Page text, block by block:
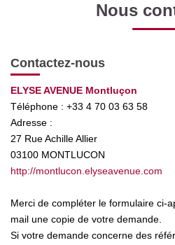
NOTRE
Nous
Contactez-nous
ELYSE AVENUE Montluçon
Téléphone : +33 4 70 03 63 58
Adresse :
27 Rue Achille Allier
03100 MONTLUCON
http://montlucon.elyseavenue.com
Merci de compléter le formulaire ci-
mail une copie de votre demande.
Si votre demande concerne des